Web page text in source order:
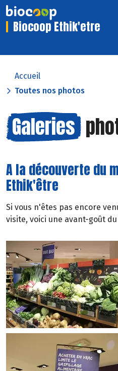
Biocoop Ethik'etre
Accueil
Toutes nos photos
Galeries
A la découverte du
Ethik'être
Si vous n'êtes pas encore
visite, voici une avant-goût